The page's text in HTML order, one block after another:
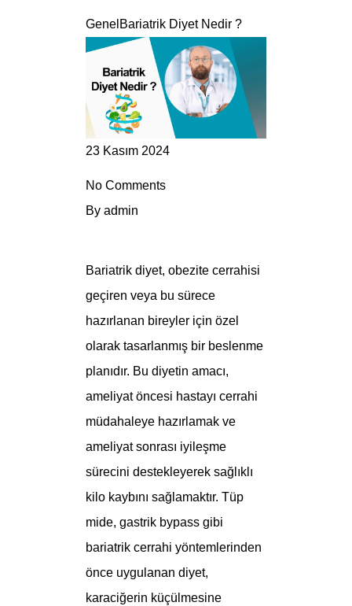
Genel Bariatrik Diyet Nedir ?
23 Kasım 2024
No Comments
By admin
Bariatrik diyet, obezite cerrahisi
geçiren veya bu sürece
hazırlanan bireyler için özel
olarak tasarlanmış bir beslenme
planıdır. Bu diyetin amacı,
ameliyat öncesi hastayı cerrahi
müdahaleye hazırlamak ve
ameliyat sonrası iyileşme
sürecini destekleyerek sağlıklı
kilo kaybını sağlamaktır. Tüp
mide, gastrik bypass gibi
bariatrik cerrahi yöntemlerinden
önce uygulanan diyet,
karaciğerin küçülmesine